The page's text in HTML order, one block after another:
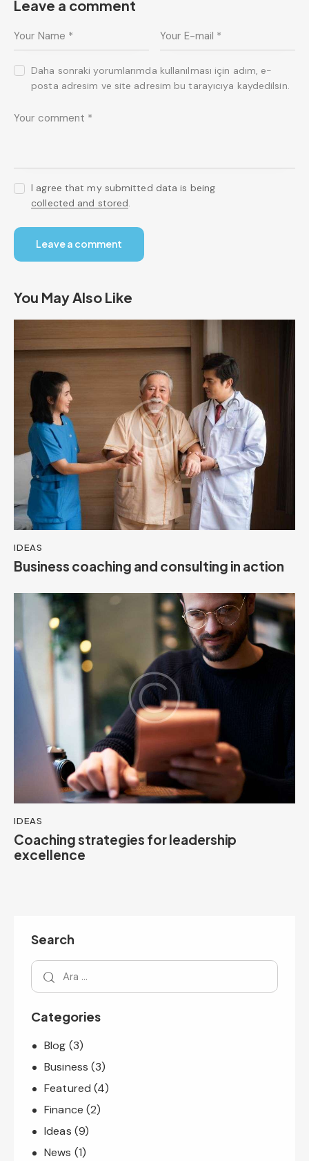
Leave a comment
Daha sonraki yorumlarımda kullanılması için adım, e-
posta adresim ve site adresim bu tarayıcıya kaydedilsin.
I agree that my submitted data is being
collected and stored.
You May Also Like
IDEAS
Business coaching and consulting in action
IDEAS
Coaching strategies for leadership
excellence
Search
Categories
Blog (3)
Business (3)
Featured (4)
Finance (2)
Ideas (9)
News (1)